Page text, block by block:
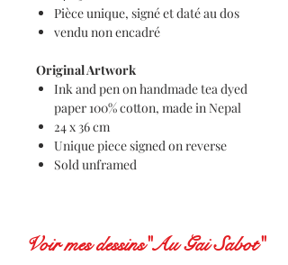
Pièce unique, signé et daté au dos
vendu non encadré
Original Artwork
Ink and pen on handmade tea dyed
paper 100% cotton, made in Nepal
24 x 36 cm
Unique piece signed on reverse
Sold unframed
Voir mes dessins"Au Gai Sabot"